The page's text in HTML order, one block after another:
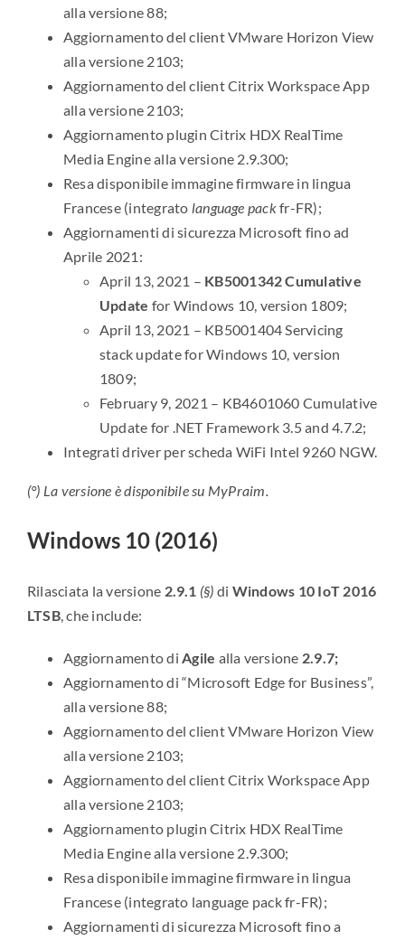
alla versione 88;
Aggiornamento del client VMware Horizon View
alla versione 2103;
Aggiornamento del client Citrix Workspace App
alla versione 2103;
Aggiornamento plugin Citrix HDX RealTime
Media Engine alla versione 2.9.300;
Resa disponibile immagine firmware in lingua
Francese (integrato language packfr-FR);
Aggiornamenti di sicurezza Microsoft fino ad
Aprile 2021:
April 13, 2021 – KB5001342 Cumulative
Update for Windows 10, version 1809;
April 13, 2021 – KB5001404 Servicing
stack update for Windows 10, version
1809;
February 9, 2021 – KB4601060 Cumulative
Update for .NET Framework 3.5 and 4.7.2;
Integrati driver per scheda WiFi Intel 9260 NGW.
(°) La versione è disponibile su MyPraim.
Windows 10 (2016)
Rilasciata la versione 2.9.1 (§) di Windows 10 IoT 2016
LTSB, che include:
Aggiornamento di Agile alla versione 2.9.7;
Aggiornamento di “Microsoft Edge for Business”,
alla versione 88;
Aggiornamento del client VMware Horizon View
alla versione 2103;
Aggiornamento del client Citrix Workspace App
alla versione 2103;
Aggiornamento plugin Citrix HDX RealTime
Media Engine alla versione 2.9.300;
Resa disponibile immagine firmware in lingua
Francese (integrato language pack fr-FR);
Aggiornamenti di sicurezza Microsoft fino a